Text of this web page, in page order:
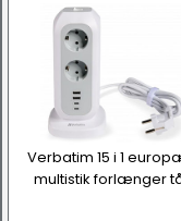
Verbatim 15 i 1
multistik forlænger